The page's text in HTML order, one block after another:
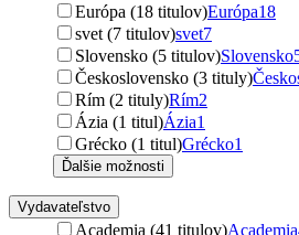
Európa (18 titulov)Európa18
svet (7 titulov)svet7
Slovensko (5 titulov)Slovensko
Československo (3 tituly)
Rím (2 tituly)Rím2
Ázia (1 titul)Ázia1
Grécko (1 titul)Grécko1
Ďalšie možnosti
Vydavateľstvo
Academia (41 titulov)Academia